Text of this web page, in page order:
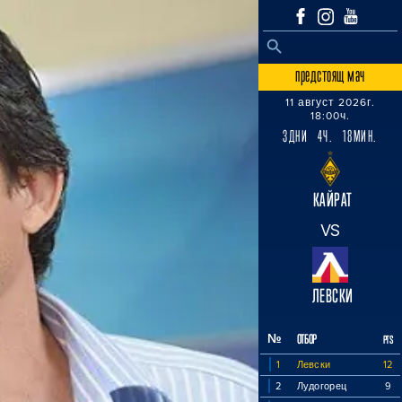
Search
SEARCH BUTTON
предстоящ мач
11 август 2026г.
18:00ч.
3ДНИ 4Ч. 18МИН.
КАЙРАТ
VS
ЛЕВСКИ
№ ОТБОР PTS
1 Левски
12
2
Лудогорец
9